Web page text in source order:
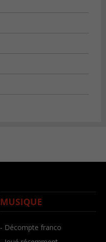
MUSIQUE
- Décompte franco